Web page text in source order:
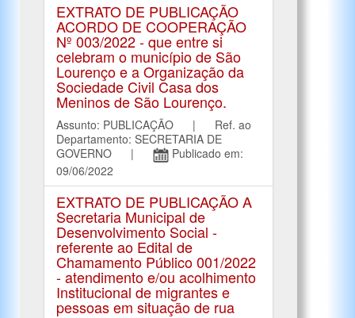
EXTRATO DE PUBLICAÇÃO
ACORDO DE COOPERAÇÃO
Nº 003/2022 - que entre si
celebram o município de São
Lourenço e a Organização da
Sociedade Civil Casa dos
Meninos de São Lourenço.
Assunto: PUBLICAÇÃO | Ref. ao
Departamento: SECRETARIA DE
GOVERNO |
Publicado em:
09/06/2022
EXTRATO DE PUBLICAÇÃO A
Secretaria Municipal de
Desenvolvimento Social -
referente ao Edital de
Chamamento Público 001/2022
- atendimento e/ou acolhimento
Institucional de migrantes e
pessoas em situação de rua